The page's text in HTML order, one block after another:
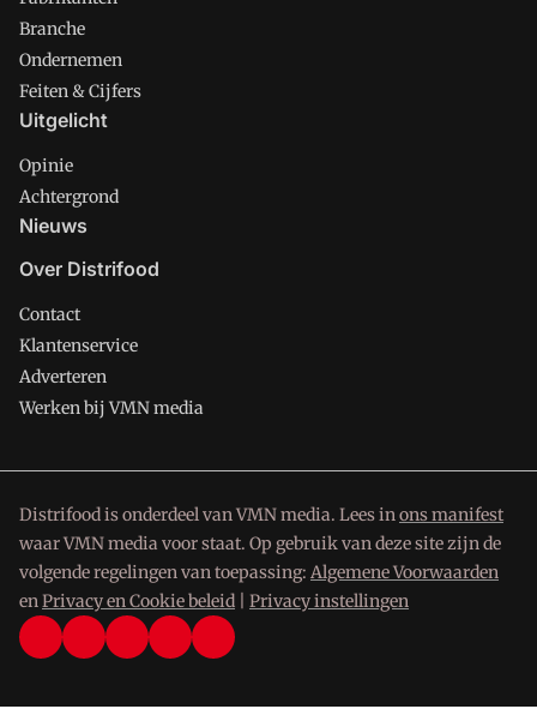
Branche
Ondernemen
Feiten & Cijfers
Uitgelicht
Opinie
Achtergrond
Nieuws
Over Distrifood
Contact
Klantenservice
Adverteren
Werken bij VMN media
Distrifood is onderdeel van VMN media. Lees inons manifest
waar VMN media voor staat. Op gebruik van deze site zijn de
volgende regelingen van toepassing: Algemene Voorwaarden
enPrivacy en Cookie beleid Privacy instellingen